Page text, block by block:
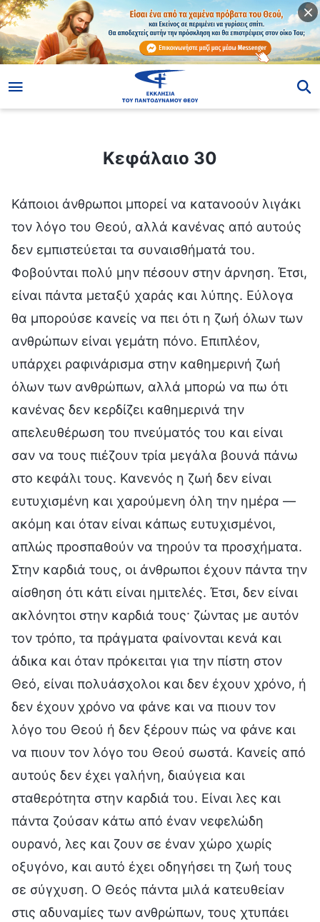
Κεφάλαιο 30
Κάποιοι άνθρωποι μπορεί να κατανοούν λιγάκι
τον λόγο του Θεού, αλλά κανένας από αυτούς
δεν εμπιστεύεται τα συναισθήματά του.
Φοβούνται πολύ μην πέσουν στην άρνηση. Έτσι,
είναι πάντα μεταξύ χαράς και λύπης. Εύλογα
θα μπορούσε κανείς να πει ότι η ζωή όλων των
ανθρώπων είναι γεμάτη πόνο. Επιπλέον,
υπάρχει ραφινάρισμα στην καθημερινή ζωή
όλων των ανθρώπων, αλλά μπορώ να πω ότι
κανένας δεν κερδίζει καθημερινά την
απελευθέρωση του πνεύματός του και είναι
σαν να τους πιέζουν τρία μεγάλα βουνά πάνω
στο κεφάλι τους. Κανενός η ζωή δεν είναι
ευτυχισμένη και χαρούμενη όλη την ημέρα —
ακόμη και όταν είναι κάπως ευτυχισμένοι,
απλώς προσπαθούν να τηρούν τα προσχήματα.
Στην καρδιά τους, οι άνθρωποι έχουν πάντα την
αίσθηση ότι κάτι είναι ημιτελές. Έτσι, δεν είναι
ακλόνητοι στην καρδιά τους· ζώντας με αυτόν
τον τρόπο, τα πράγματα φαίνονται κενά και
άδικα και όταν πρόκειται για την πίστη στον
Θεό, είναι πολυάσχολοι και δεν έχουν χρόνο, ή
δεν έχουν χρόνο να φάνε και να πιουν τον
λόγο του Θεού ή δεν ξέρουν πώς να φάνε και
να πιουν τον λόγο του Θεού σωστά. Κανείς από
αυτούς δεν έχει γαλήνη, διαύγεια και
σταθερότητα στην καρδιά του. Είναι λες και
πάντα ζούσαν κάτω από έναν νεφελώδη
ουρανό, λες και ζουν σε έναν χώρο χωρίς
οξυγόνο, και αυτό έχει οδηγήσει τη ζωή τους
σε σύγχυση. Ο Θεός πάντα μιλά κατευθείαν
στις αδυναμίες των ανθρώπων, τους χτυπάει